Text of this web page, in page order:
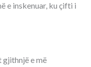
e inskenuar, ku çifti i
gjithnjë e më